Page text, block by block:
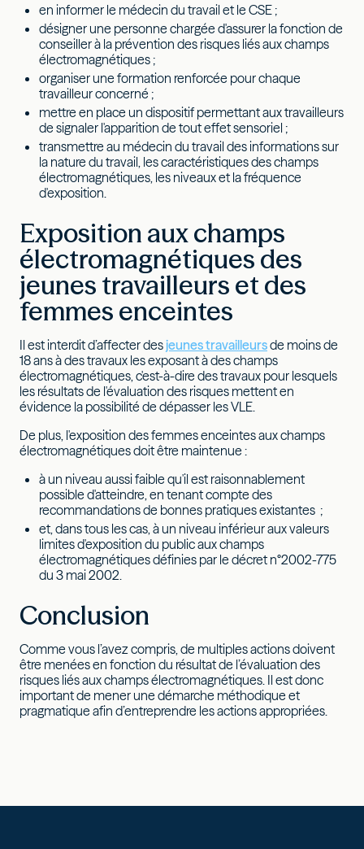
en informer le médecin du travail et le CSE ;
désigner une personne chargée d'assurer la fonction de
conseiller à la prévention des risques liés aux champs
électromagnétiques ;
organiser une formation renforcée pour chaque
travailleur concerné ;
mettre en place un dispositif permettant aux travailleurs
de signaler l'apparition de tout effet sensoriel ;
transmettre au médecin du travail des informations sur
la nature du travail, les caractéristiques des champs
électromagnétiques, les niveaux et la fréquence
d'exposition.
Exposition aux champs
électromagnétiques des
jeunes travailleurs et des
femmes enceintes
Il est interdit d’affecter desjeunes travailleursde moins de
18 ans à des travaux les exposant à des champs
électromagnétiques, c'est-à-dire des travaux pour lesquels
les résultats de l'évaluation des risques mettent en
évidence la possibilité de dépasser les VLE.
De plus, l'exposition des femmes enceintes aux champs
électromagnétiques doit être maintenue :
à un niveau aussi faible qu'il est raisonnablement
possible d'atteindre, en tenant compte des
recommandations de bonnes pratiques existantes ;
et, dans tous les cas, à un niveau inférieur aux valeurs
limites d'exposition du public aux champs
électromagnétiques définies par le décret n°2002-775
du 3 mai 2002.
Conclusion
Comme vous l’avez compris, de multiples actions doivent
être menées en fonction du résultat de l’évaluation des
risques liés aux champs électromagnétiques. Il est donc
important de mener une démarche méthodique et
pragmatique afin d’entreprendre les actions appropriées.